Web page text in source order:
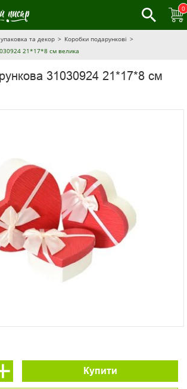
0
та декор
Коробки подарункові
21*17*8 см велика
31030924 21*17*8 см
Купити